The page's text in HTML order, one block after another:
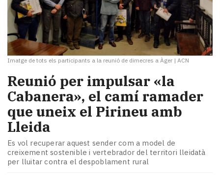
Imatge de tots els participants a la reunió de dimecres a Àger | ACN
​Reunió per impulsar «la
Cabanera», el camí ramader
que uneix el Pirineu amb
Lleida
Es vol recuperar aquest sender com a model de
creixement sostenible i vertebrador del territori lleidatà
per lluitar contra el despoblament rural